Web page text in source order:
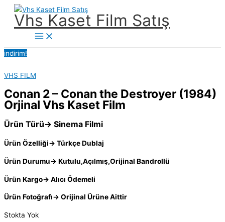
İçeriğe
Vhs Kaset Film Satış
Main
Menu
indirim!
VHS FILM
Conan 2 – Conan the Destroyer (1984)
Orjinal Vhs Kaset Film
Ürün Türü→ Sinema Filmi
Ürün Özelliği→ Türkçe Dublaj
Ürün Durumu→ Kutulu,Açılmış,Orijinal Bandrollü
Ürün Kargo→ Alıcı Ödemeli
Ürün Fotoğrafı→ Orijinal Ürüne Aittir
Stokta Yok